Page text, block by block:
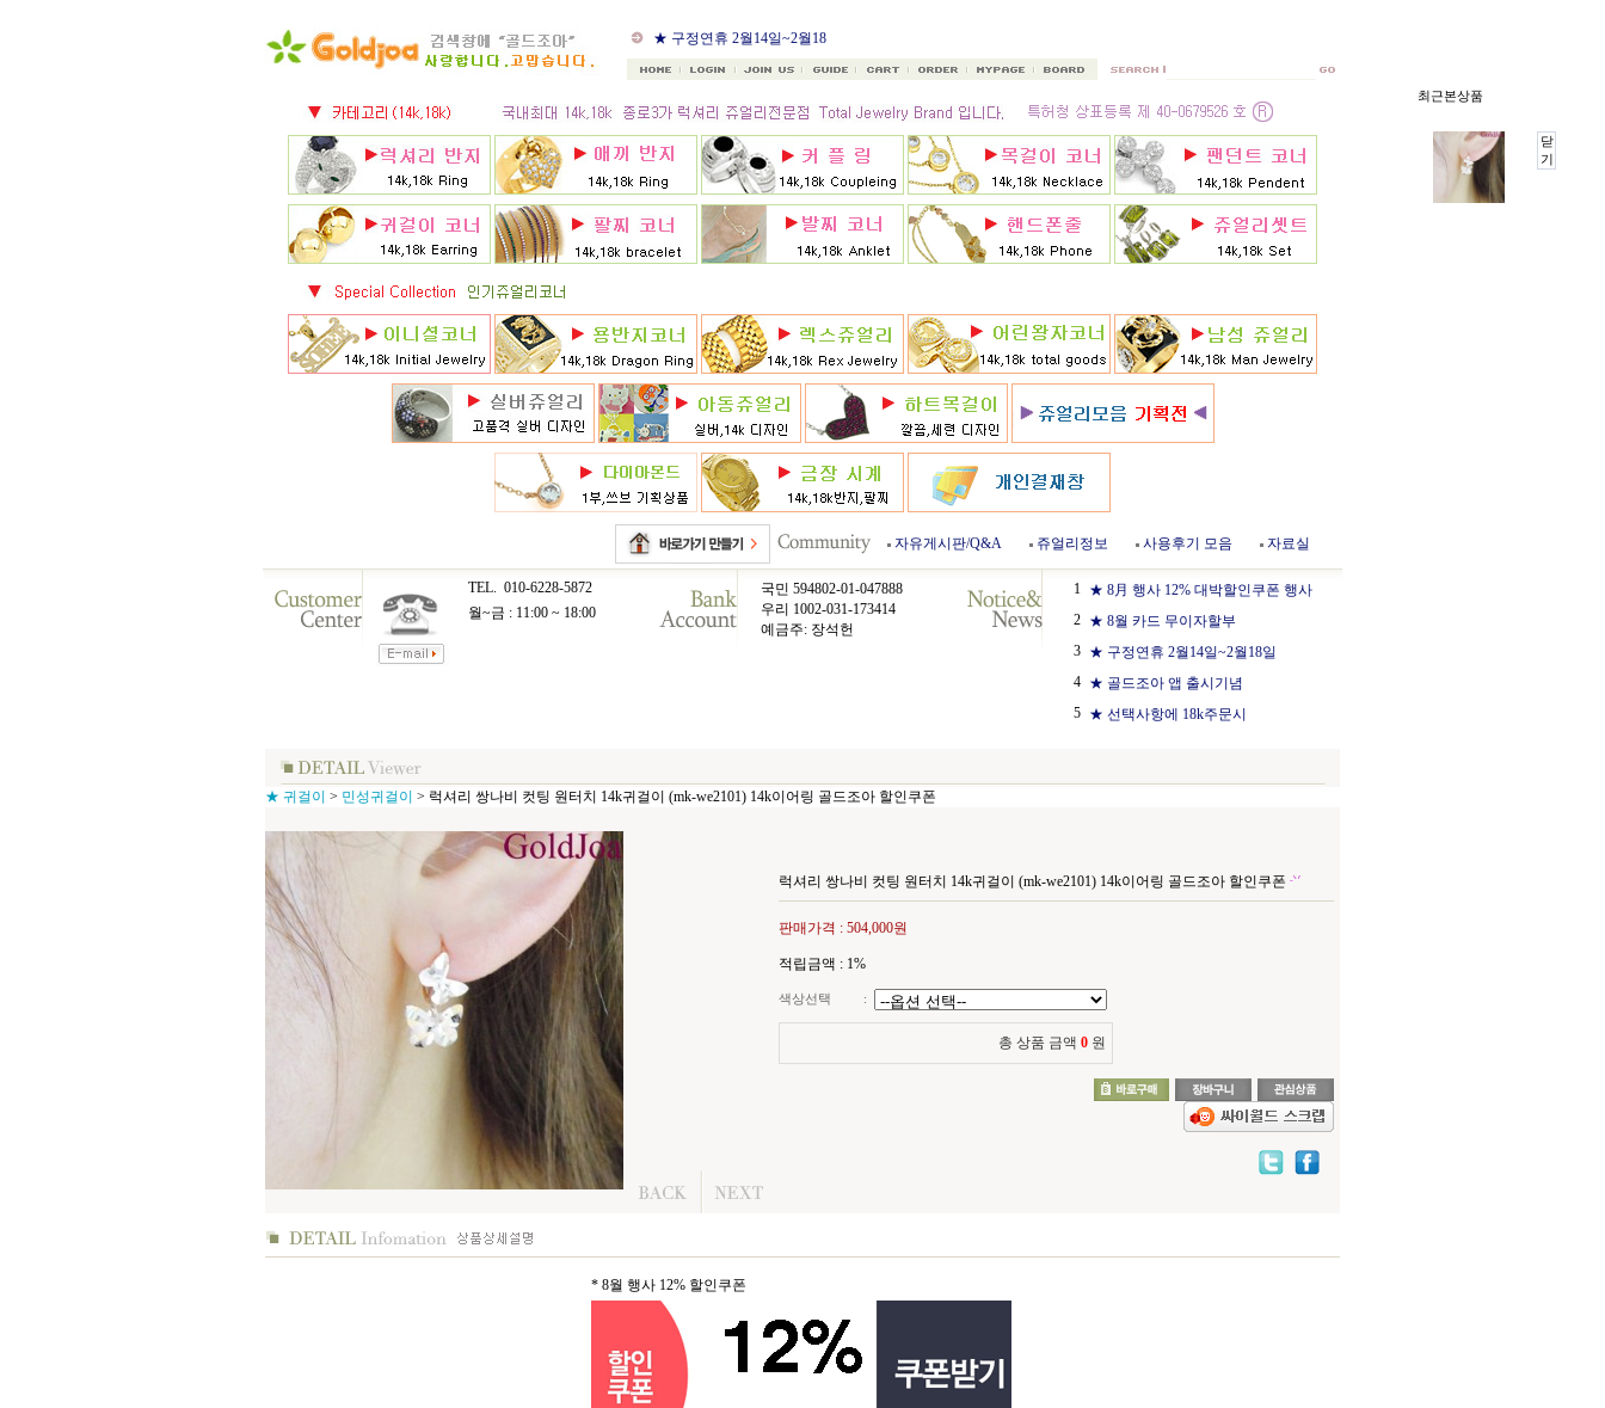
★ 8月 행사 12% 대박할인쿠
폰 행사
★ 구정연휴 2월14일~2월18
일
★ 골드조아 앱 출시기념
자유게시판/Q&A 쥬얼리정보 사용후기 모음 자료실
TEL. 010-6228-5872
월~금 : 11:00 ~ 18:00
국민 594802-01-047888
우리 1002-031-173414
예금주: 장석헌
1 ★ 8月 행사 12% 대박할인쿠폰 행사
2 ★ 8월 카드 무이자할부
3 ★ 구정연휴 2월14일~2월18일
4 ★ 골드조아 앱 출시기념
5 ★ 선택사항에 18k주문시
★ 귀걸이 > 민성귀걸이 > 럭셔리 쌍나비 컷팅 원터치 14k귀걸이 (mk-we2101) 14k이어링 골드조아 할인쿠폰
럭셔리 쌍나비 컷팅 원터치 14k귀걸이 (mk-we2101) 14k이어링 골드조아 할인쿠폰
판매가격 : 504,000원
적립금액 : 1%
색상선택 :
총 상품 금액 0 원
* 8월 행사 12% 할인쿠폰
최근본상품
닫
기